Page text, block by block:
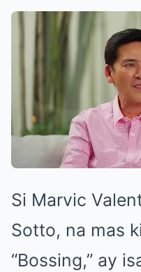
Si Marvic
Sotto, na mas
“Bossing,” ay